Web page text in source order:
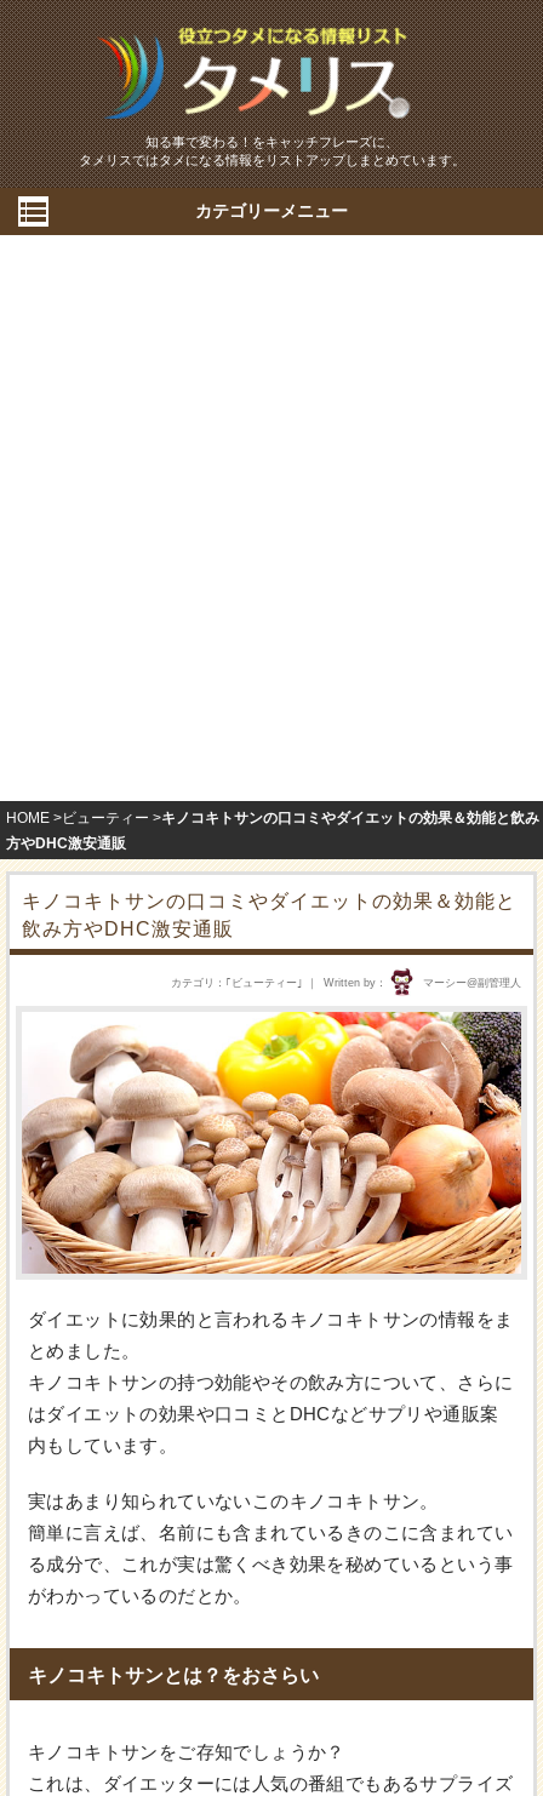
知る事で変わる！をキャッチフレーズに、
タメリスではタメになる情報をリストアップしまとめています。
カテゴリーメニュー
HOME ビューティー
キノコキトサンの口コミやダイエットの効果＆効能と飲み
方やDHC激安通販
キノコキトサンの口コミやダイエットの効果＆効能と
飲み方やDHC激安通販
Written by マーシー@副管理人
カテゴリ ｢ ビューティー ｣
ダイエットに効果的と言われるキノコキトサンの情報をま
とめました。
キノコキトサンの持つ効能やその飲み方について、さらに
はダイエットの効果や口コミとDHCなどサプリや通販案
内もしています。
実はあまり知られていないこのキノコキトサン。
簡単に言えば、名前にも含まれているきのこに含まれてい
る成分で、これが実は驚くべき効果を秘めているという事
がわかっているのだとか。
キノコキトサンとは？をおさらい
キノコキトサンをご存知でしょうか？
これは、ダイエッターには人気の番組でもあるサプライズ